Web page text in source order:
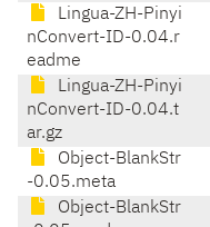
Lingua-ZH-Pinyi
nConvert-ID-0.04.r
eadme
Lingua-ZH-Pinyi
nConvert-ID-0.04.t
ar.gz
Object-BlankStr
-0.05.meta
Object-BlankStr